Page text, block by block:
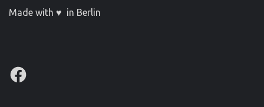
Made with ♥ in Berlin
Facebook